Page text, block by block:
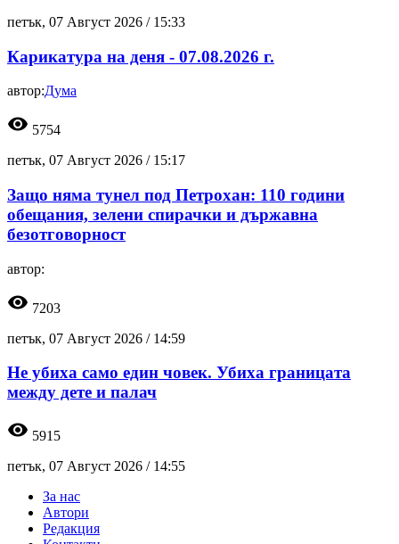
петък, 07 Август 2026 / 15:33
Карикатура на деня - 07.08.2026 г.
автор:Дума
visibility 5754
петък, 07 Август 2026 / 15:17
Защо няма тунел под Петрохан: 110 години
обещания, зелени спирачки и държавна
безотговорност
автор:
visibility 7203
петък, 07 Август 2026 / 14:59
Не убиха само един човек. Убиха границата
между дете и палач
visibility 5915
петък, 07 Август 2026 / 14:55
За нас
Автори
Редакция